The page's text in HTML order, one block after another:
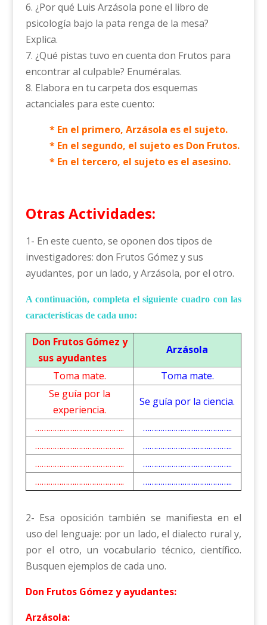
6. ¿Por qué Luis Arzásola pone el libro de
psicología bajo la pata renga de la mesa?
Explica.
7. ¿Qué pistas tuvo en cuenta don Frutos para
encontrar al culpable? Enuméralas.
8. Elabora en tu carpeta dos esquemas
actanciales para este cuento:
* En el primero, Arzásola es el sujeto.
* En el segundo, el sujeto es Don Frutos.
* En el tercero, el sujeto es el asesino.
Otras Actividades:
1- En este cuento, se oponen dos tipos de
investigadores: don Frutos Gómez y sus
ayudantes, por un lado, y Arzásola, por el otro.
A continuación, completa el siguiente cuadro con las
características de cada uno:
Don Frutos Gómez y
sus ayudantes
Arzásola
Toma mate.
Toma mate.
Se guía por la
experiencia.
Se guía por la ciencia.
…………………………………..
…………………………………..
…………………………………..
…………………………………..
…………………………………..
…………………………………..
…………………………………..
…………………………………..
2- Esa oposición también se manifiesta en el
uso del lenguaje: por un lado, el dialecto rural y,
por el otro, un vocabulario técnico, científico.
Busquen ejemplos de cada uno.
Don Frutos Gómez y ayudantes:
Arzásola: